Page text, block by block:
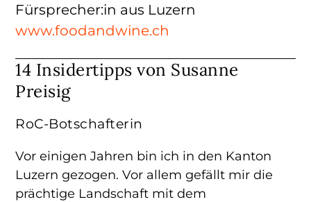
14 Insidertipps von Susanne
Preisig
RoC-Botschafterin
Vor einigen Jahren bin ich in den Kanton
Luzern gezogen. Vor allem gefällt mir die
prächtige Landschaft mit dem
Fürsprecher:in aus Luzern
www.foodandwine.ch